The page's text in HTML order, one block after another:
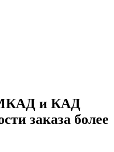
МКАД и КАД
заказа более